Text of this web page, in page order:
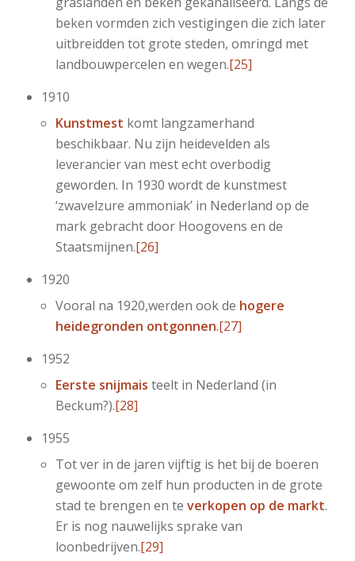
beken vormden zich vestigingen die zich later
uitbreidden tot grote steden, omringd met
landbouwpercelen en wegen.[25]
1910
Kunstmest komt langzamerhand
beschikbaar. Nu zijn heidevelden als
leverancier van mest echt overbodig
geworden. In 1930 wordt de kunstmest
‘zwavelzure ammoniak’ in Nederland op de
mark gebracht door Hoogovens en de
Staatsmijnen.[26]
1920
Vooral na 1920,werden ook de hogere
heidegronden ontgonnen.[27]
1952
Eerste snijmais teelt in Nederland (in
Beckum?).[28]
1955
Tot ver in de jaren vijftig is het bij de boeren
gewoonte om zelf hun producten in de grote
stad te brengen en te verkopen op de markt.
Er is nog nauwelijks sprake van
loonbedrijven.[29]